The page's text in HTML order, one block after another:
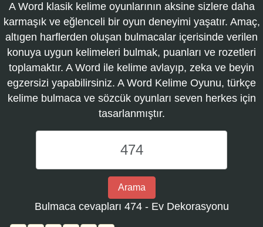
A Word klasik kelime oyunlarının aksine sizlere daha
karmaşık ve eğlenceli bir oyun deneyimi yaşatır. Amaç,
altıgen harflerden oluşan bulmacalar içerisinde verilen
konuya uygun kelimeleri bulmak, puanları ve rozetleri
toplamaktır. A Word ile kelime avlayıp, zeka ve beyin
egzersizi yapabilirsiniz. A Word Kelime Oyunu, türkçe
kelime bulmaca ve sözcük oyunları seven herkes için
tasarlanmıştır.
Word
Kelime
Oyunu
bulmaca
Arama
Bulmaca cevapları 474 - Ev Dekorasyonu